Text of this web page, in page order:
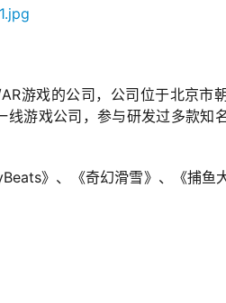
游戏的公司，公司位于北京市
游戏公司，参与研发过多款知
》、《奇幻滑雪》、《捕鱼